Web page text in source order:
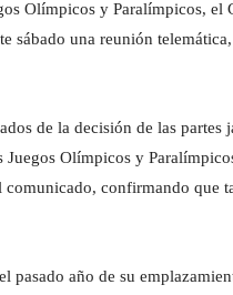
Olímpicos y Paralímpicos, el
sábado una reunión
de la decisión de las partes
Juegos Olímpicos y
confirmando que
pasado año de su